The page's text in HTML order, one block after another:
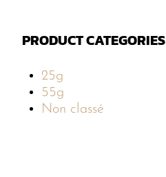
PRODUCT CATEGORIES
25g
55g
Non classé